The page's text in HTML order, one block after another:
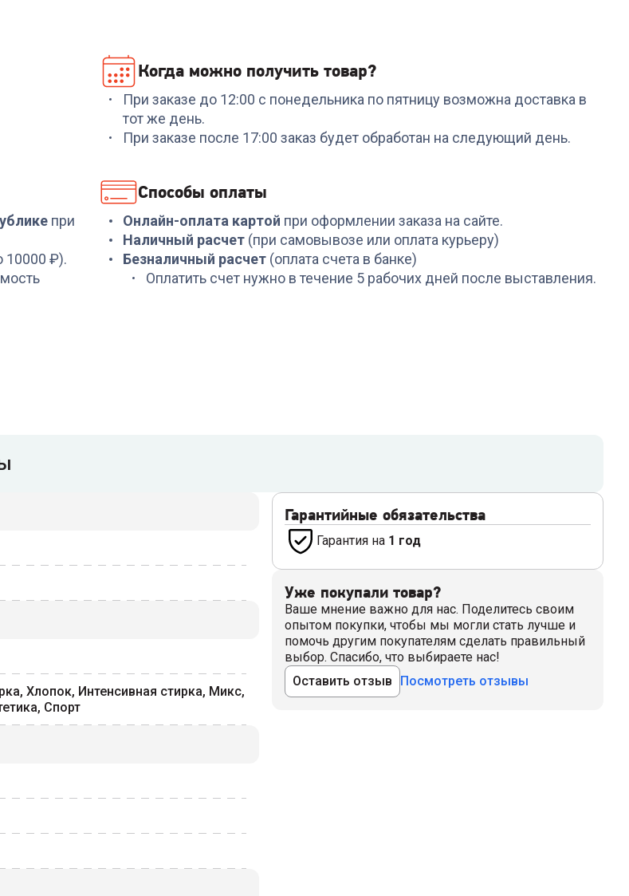
₽
Код:6962351
Утюг PHILIPS
DST8020/20
14 999
Код:6996529
Гладильная доска
НИКА Haushalt P(HP1)
5 799
Код: 6671835
Отпариватель TEFAL
DV9000E0
Когда можно получить товар?
При заказе до 12:00 с понедельника по пятницу возможна доставка в
тот же день.
При заказе после 17:00 заказ будет обработан на следующий день.
при
10000 ₽).
Способы оплаты
Онлайн-оплата картой при оформлении заказа на сайте.
Наличный расчет (при самовывозе или оплата курьеру)
Безналичный расчет (оплата счета в банке)
Оплатить счет нужно в течение 5 рабочих дней после выставления.
Хлопок, Интенсивная стирка, Микс,
Спорт
Гарантийные обязательства
Гарантия на 1 год
Уже покупали товар?
Ваше мнение важно для нас. Поделитесь своим
опытом покупки, чтобы мы могли стать лучше и
помочь другим покупателям сделать правильный
выбор. Спасибо, что выбираете нас!
Оставить отзыв
Посмотреть отзывы